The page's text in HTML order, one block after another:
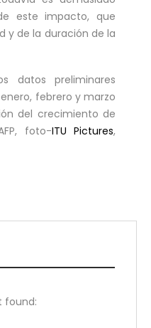
found:
este impacto, que
y de la duración de la
datos preliminares
febrero y marzo
del crecimiento de
foto-ITU Pictures,